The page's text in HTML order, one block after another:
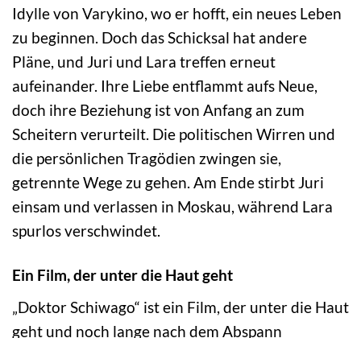
Idylle von Varykino, wo er hofft, ein neues Leben
zu beginnen. Doch das Schicksal hat andere
Pläne, und Juri und Lara treffen erneut
aufeinander. Ihre Liebe entflammt aufs Neue,
doch ihre Beziehung ist von Anfang an zum
Scheitern verurteilt. Die politischen Wirren und
die persönlichen Tragödien zwingen sie,
getrennte Wege zu gehen. Am Ende stirbt Juri
einsam und verlassen in Moskau, während Lara
spurlos verschwindet.
Ein Film, der unter die Haut geht
„Doktor Schiwago“ ist ein Film, der unter die Haut
geht und noch lange nach dem Abspann